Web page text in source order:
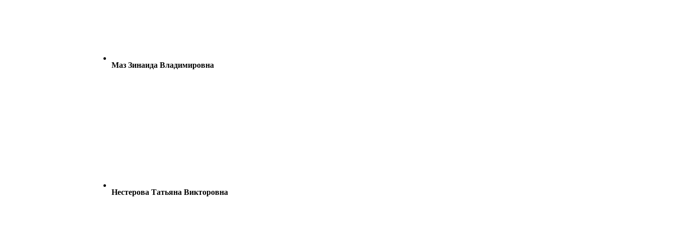
Маз Зинаида Владимировна
Нестерова Татьяна Викторовна